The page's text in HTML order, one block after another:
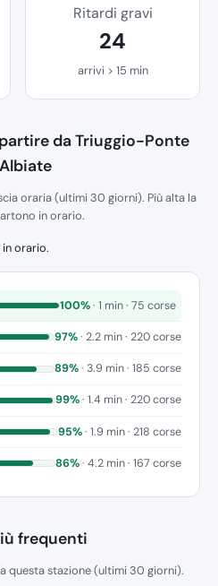
Ritardi gravi
24
arrivi > 15 min
da Triuggio-Ponte
Albiate
oraria (ultimi 30 giorni). Più alta la
in orario.
orario.
100% · 1 min · 75 corse
97%· 2.2 min · 220 corse
89%· 3.9 min · 185 corse
99%· 1.4 min · 220 corse
95%· 1.9 min · 218 corse
86%· 4.2 min · 167 corse
frequenti
questa stazione (ultimi 30 giorni).